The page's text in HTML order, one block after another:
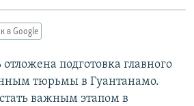
в Google
подготовка главного
тюрьмы в Гуантанамо.
важным этапом в